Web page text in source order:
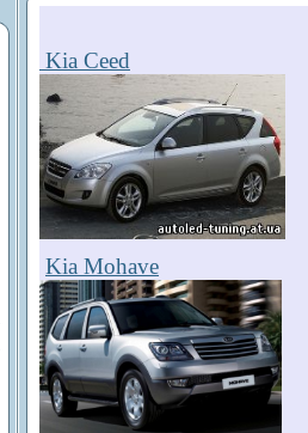
Kia Ceed
Kia Mohave